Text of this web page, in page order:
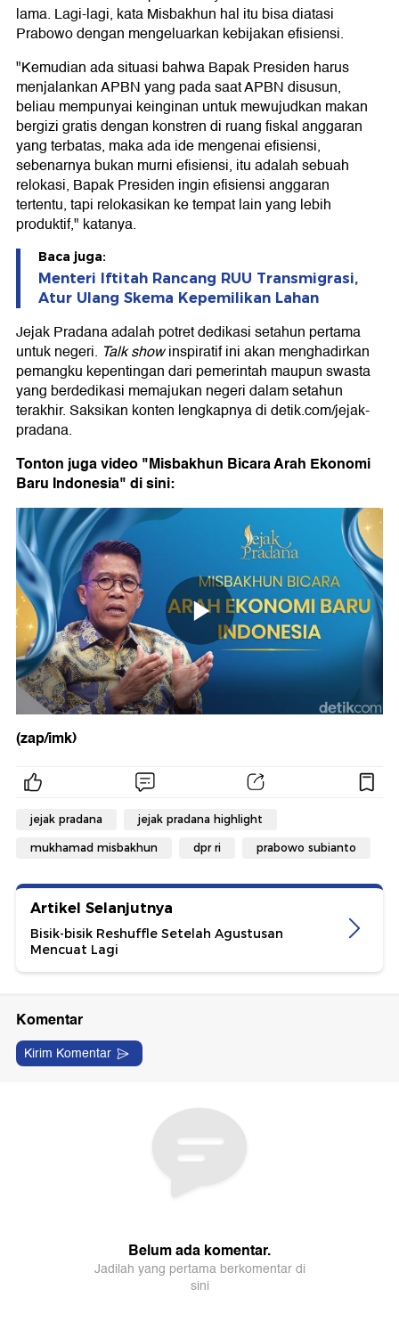
lama. Lagi-lagi, kata Misbakhun hal itu bisa diatasi
Prabowo dengan mengeluarkan kebijakan efisiensi.
"Kemudian ada situasi bahwa Bapak Presiden harus
menjalankan APBN yang pada saat APBN disusun,
beliau mempunyai keinginan untuk mewujudkan makan
bergizi gratis dengan konstren di ruang fiskal anggaran
yang terbatas, maka ada ide mengenai efisiensi,
sebenarnya bukan murni efisiensi, itu adalah sebuah
relokasi, Bapak Presiden ingin efisiensi anggaran
tertentu, tapi relokasikan ke tempat lain yang lebih
produktif," katanya.
Baca juga:
Menteri Iftitah Rancang RUU Transmigrasi,
Atur Ulang Skema Kepemilikan Lahan
Jejak Pradana adalah potret dedikasi setahun pertama
untuk negeri. Talk showinspiratif ini akan menghadirkan
pemangku kepentingan dari pemerintah maupun swasta
yang berdedikasi memajukan negeri dalam setahun
terakhir. Saksikan konten lengkapnya di detik.com/jejak-
pradana.
Tonton juga video "Misbakhun Bicara Arah Ekonomi
Baru Indonesia" di sini:
(zap/imk)
jejak pradana jejak pradana highlight
mukhamad misbakhun dpr ri prabowo subianto
Artikel Selanjutnya
Bisik-bisik Reshuffle Setelah Agustusan
Mencuat Lagi